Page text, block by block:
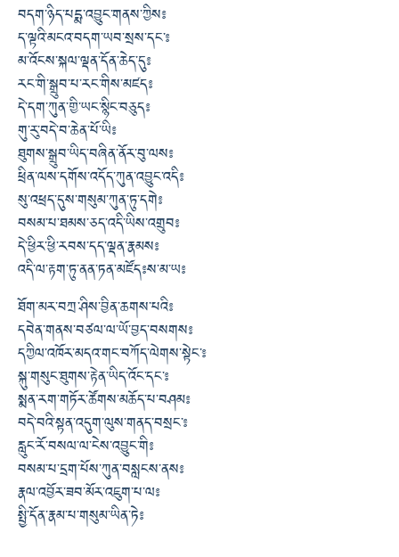
བདག་ཉིད་པདྨ་འབྱུང་གནས་ཀྱིས༔
ད་ལྟའི་མངའ་བདག་ཡབ་སྲས་དང་༔
མ་འོངས་སྐལ་ལྡན་དོན་ཆེད་དུ༔
རང་གི་སྒྲུབ་པ་རང་གིས་མཛད༔
དེ་དག་ཀུན་གྱི་ཡང་སྙིང་བཅུད༔
གུ་རུ་བདེ་བ་ཆེན་པོ་ཡི༔
ཐུགས་སྒྲུབ་ཡིད་བཞིན་ནོར་བུ་ལས༔
ཕྲིན་ལས་དགོས་འདོད་ཀུན་འབྱུང་འདི༔
སུ་འཕྲད་དུས་གསུམ་ཀུན་ཏུ་དགེ༔
བསམ་པ་ཐམས་ཅད་འདི་ཡིས་འགྲུབ༔
དེ་ཕྱིར་ཕྱི་རབས་དད་ལྡན་རྣམས༔
འདི་ལ་རྟག་ཏུ་ནན་ཏན་མཛོད༔ ས་མ་ཡ༔
ཐོག་མར་བཀྲ་ཤིས་བྱིན་ཆགས་པའི༔
དབེན་གནས་བཙལ་ལ་ཡོ་བྱད་བསགས༔
དཀྱིལ་འཁོར་མདའ་གང་བཀོད་ལེགས་སྟེང་༔
སྐུ་གསུང་ཐུགས་རྟེན་ཡིད་འོང་དང་༔
སྨན་རག་གཏོར་ཚོགས་མཆོད་པ་བཤམ༔
བདེ་བའི་སྟན་འདུག་ལུས་གནད་བསྲང་༔
རླུང་རོ་བསལ་ལ་ངེས་འབྱུང་གི༔
བསམ་པ་དྲག་པོས་ཀུན་བསླངས་ནས༔
རྣལ་འབྱོར་ཟབ་མོར་འཇུག་པ་ལ༔
སྤྱི་དོན་རྣམ་པ་གསུམ་ཡིན་ཏེ༔